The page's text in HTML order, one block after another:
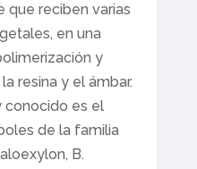
que reciben varias
en una
y
resina y el ámbar.
conocido es el
de la familia
B.